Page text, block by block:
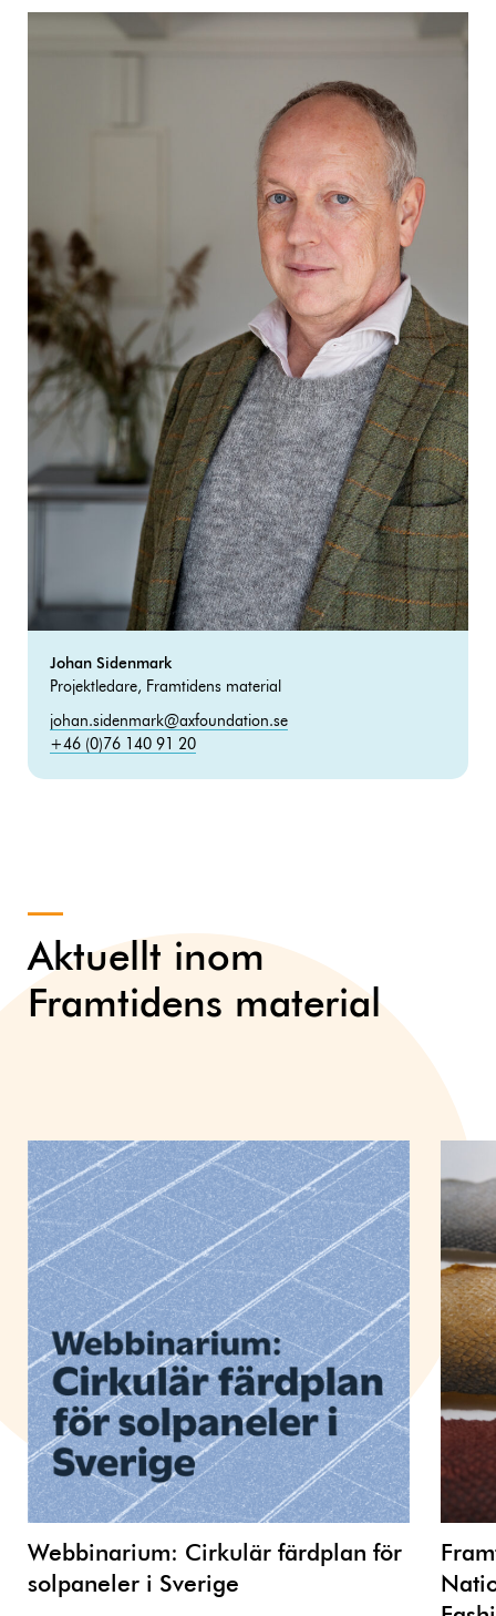
Johan Sidenmark
Projektledare, Framtidens material
johan.sidenmark@axfoundation.se
+46 (0)76 140 91 20
Aktuellt inom
Framtidens material
Webbinarium: Cirkulär färdplan för
solpaneler i Sverige